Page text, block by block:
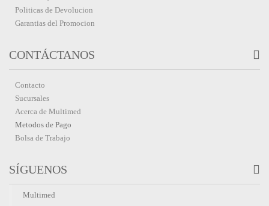
Politicas de Devolucion
Garantias del Promocion
CONTÁCTANOS
Contacto
Sucursales
Acerca de Multimed
Metodos de Pago
Bolsa de Trabajo
SÍGUENOS
Multimed